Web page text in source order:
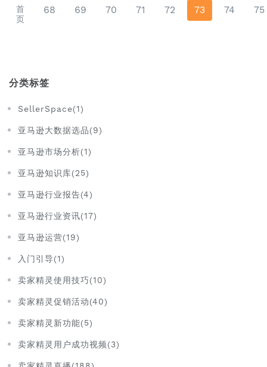
首
页
68 69 70 71 72 73 74 75
分类标签
SellerSpace(1)
亚马逊大数据选品(9)
亚马逊市场分析(1)
亚马逊知识库(25)
亚马逊行业报告(4)
亚马逊行业资讯(17)
亚马逊运营(19)
入门引导(1)
卖家精灵使用技巧(10)
卖家精灵促销活动(40)
卖家精灵新功能(5)
卖家精灵用户成功视频(3)